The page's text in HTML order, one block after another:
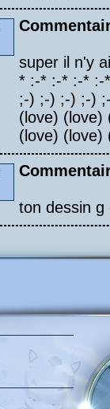
super il n'y
* :-* :-* :-* :-
;-) ;-) ;-) ;-)
(love) (love)
(love) (love)
ton dessin g